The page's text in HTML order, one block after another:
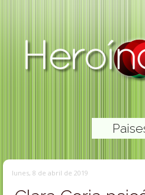
lunes, 8 de abril de 2019